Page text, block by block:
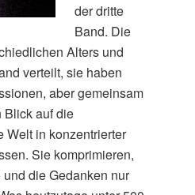
der dritte
Band. Die
Alters und
verteilt, sie haben
aber gemeinsam
Blick auf die
Welt in konzentrierter
Sie komprimieren,
die Gedanken nur